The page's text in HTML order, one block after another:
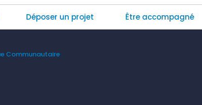
Déposer un projet Être accompagné
Communautaire